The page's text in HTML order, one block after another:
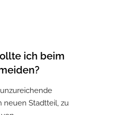
ich beim
neuen Stadtteil, zu